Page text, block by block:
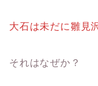
大石は未だに雛見
それはなぜか？